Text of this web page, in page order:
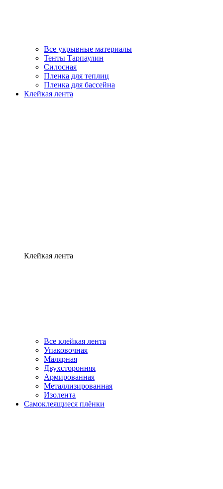
Все укрывные материалы
Тенты Тарпаулин
Силосная
Пленка для теплиц
Пленка для бассейна
Клейкая лента
Клейкая лента
Все клейкая лента
Упаковочная
Малярная
Двухсторонняя
Армированная
Металлизированная
Изолента
Самоклеящиеся плёнки